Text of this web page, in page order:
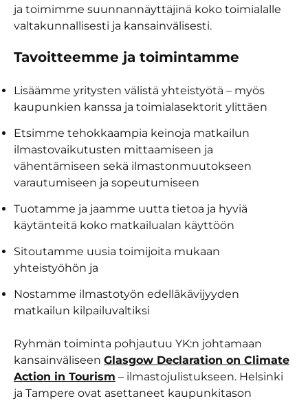
ja toimimme suunnannäyttäjinä koko toimialalle
valtakunnallisesti ja kansainvälisesti.
Tavoitteemme ja toimintamme
Lisäämme yritysten välistä yhteistyötä – myös
kaupunkien kanssa ja toimialasektorit ylittäen
Etsimme tehokkaampia keinoja matkailun
ilmastovaikutusten mittaamiseen ja
vähentämiseen sekä ilmastonmuutokseen
varautumiseen ja sopeutumiseen
Tuotamme ja jaamme uutta tietoa ja hyviä
käytänteitä koko matkailualan käyttöön
Sitoutamme uusia toimijoita mukaan
yhteistyöhön ja
Nostamme ilmastotyön edelläkävijyyden
matkailun kilpailuvaltiksi
Ryhmän toiminta pohjautuu YK:n johtamaan
kansainväliseen Glasgow Declaration on Climate
Action in Tourism – ilmastojulistukseen. Helsinki
ja Tampere ovat asettaneet kaupunkitason